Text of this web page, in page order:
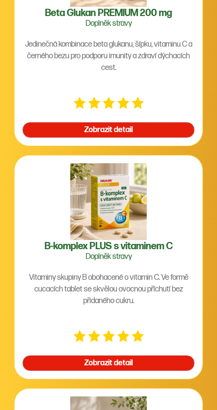
Beta Glukan PREMIUM 200 mg
Doplněk stravy
Jedinečná kombinace beta glukanu, šípku, vitaminu C a
černého bezu pro podporu imunity a zdraví dýchacích
cest.
Zobrazit detail
B-komplex PLUS s vitaminem C
Doplněk stravy
Vitaminy skupiny B obohacené o vitamin C. Ve formě
cucacích tablet se skvělou ovocnou příchutí bez
přidaného cukru.
Zobrazit detail